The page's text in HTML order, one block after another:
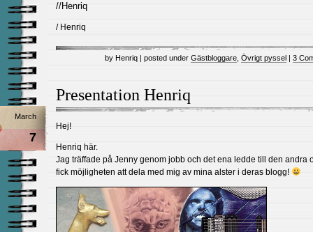
//Henriq
/ Henriq
by Henriq | posted under Gästbloggare Övrigt pyssel | 3
Presentation Henriq
March
7
Hej!
Henriq här.
Jag träffade på Jenny genom jobb och det ena ledde till den andra
fick möjligheten att dela med mig av mina alster i deras blogg!